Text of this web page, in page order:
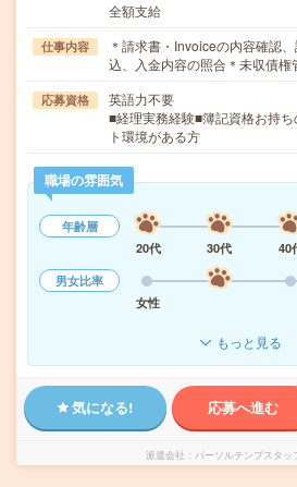
全額支給
仕事内容
＊請求書・Invoiceの内容確認
込、入金内容の照合＊未収債
応募資格
英語力不要
■経理実務経験■簿記資格お持
ト環境がある方
職場の雰囲気
年齢層
20代
30代 40
男女比率
女性
もっと見る
気になる! 応募へ進む
派遣会社 パーソルテンプスタッ